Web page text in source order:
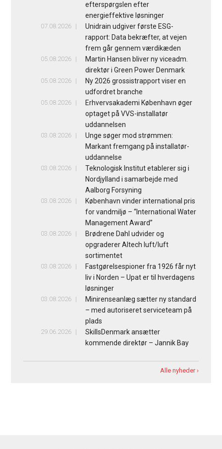
efterspørgslen efter
energieffektive løsninger
07.08.2026
Unidrain udgiver første ESG-
rapport: Data bekræfter, at vejen
frem går gennem værdikæden
05.08.2026
Martin Hansen bliver ny viceadm.
direktør i Green Power Denmark
05.08.2026
Ny 2026 grossistrapport viser en
udfordret branche
05.08.2026
Erhvervsakademi København øger
optaget på VVS-installatør
uddannelsen
03.08.2026
Unge søger mod strømmen:
Markant fremgang på installatør-
uddannelse
03.08.2026
Teknologisk Institut etablerer sig i
Nordjylland i samarbejde med
Aalborg Forsyning
03.08.2026
København vinder international pris
for vandmiljø – “International Water
Management Award”
03.08.2026
Brødrene Dahl udvider og
opgraderer Altech luft/luft
sortimentet
03.08.2026
Fastgørelsespioner fra 1926 får nyt
liv i Norden – Upat er til hverdagens
løsninger
03.08.2026
Minirenseanlæg sætter ny standard
– med autoriseret serviceteam på
plads
29.06.2026
SkillsDenmark ansætter
kommende direktør – Jannik Bay
Alle nyheder ›